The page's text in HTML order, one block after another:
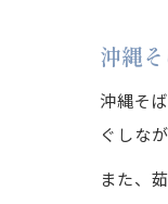
沖縄
沖縄そ
ぐしな
また、